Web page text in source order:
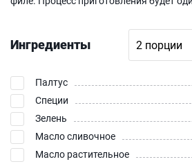
Ингредиенты
Палтус
Специи
Зелень
Масло сливочное
Масло растительное